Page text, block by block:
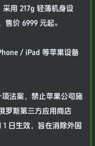
用 217g 轻薄机身设
价 6999 元起。
/ iPad 等苹果设备
法案，禁止苹果公司施
罗斯第三方应用商店
日生效，旨在消除外国